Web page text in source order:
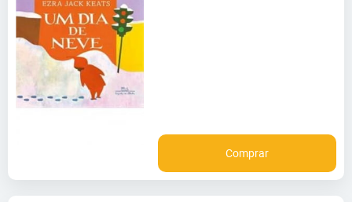
Comprar